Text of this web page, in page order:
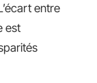
entre
est